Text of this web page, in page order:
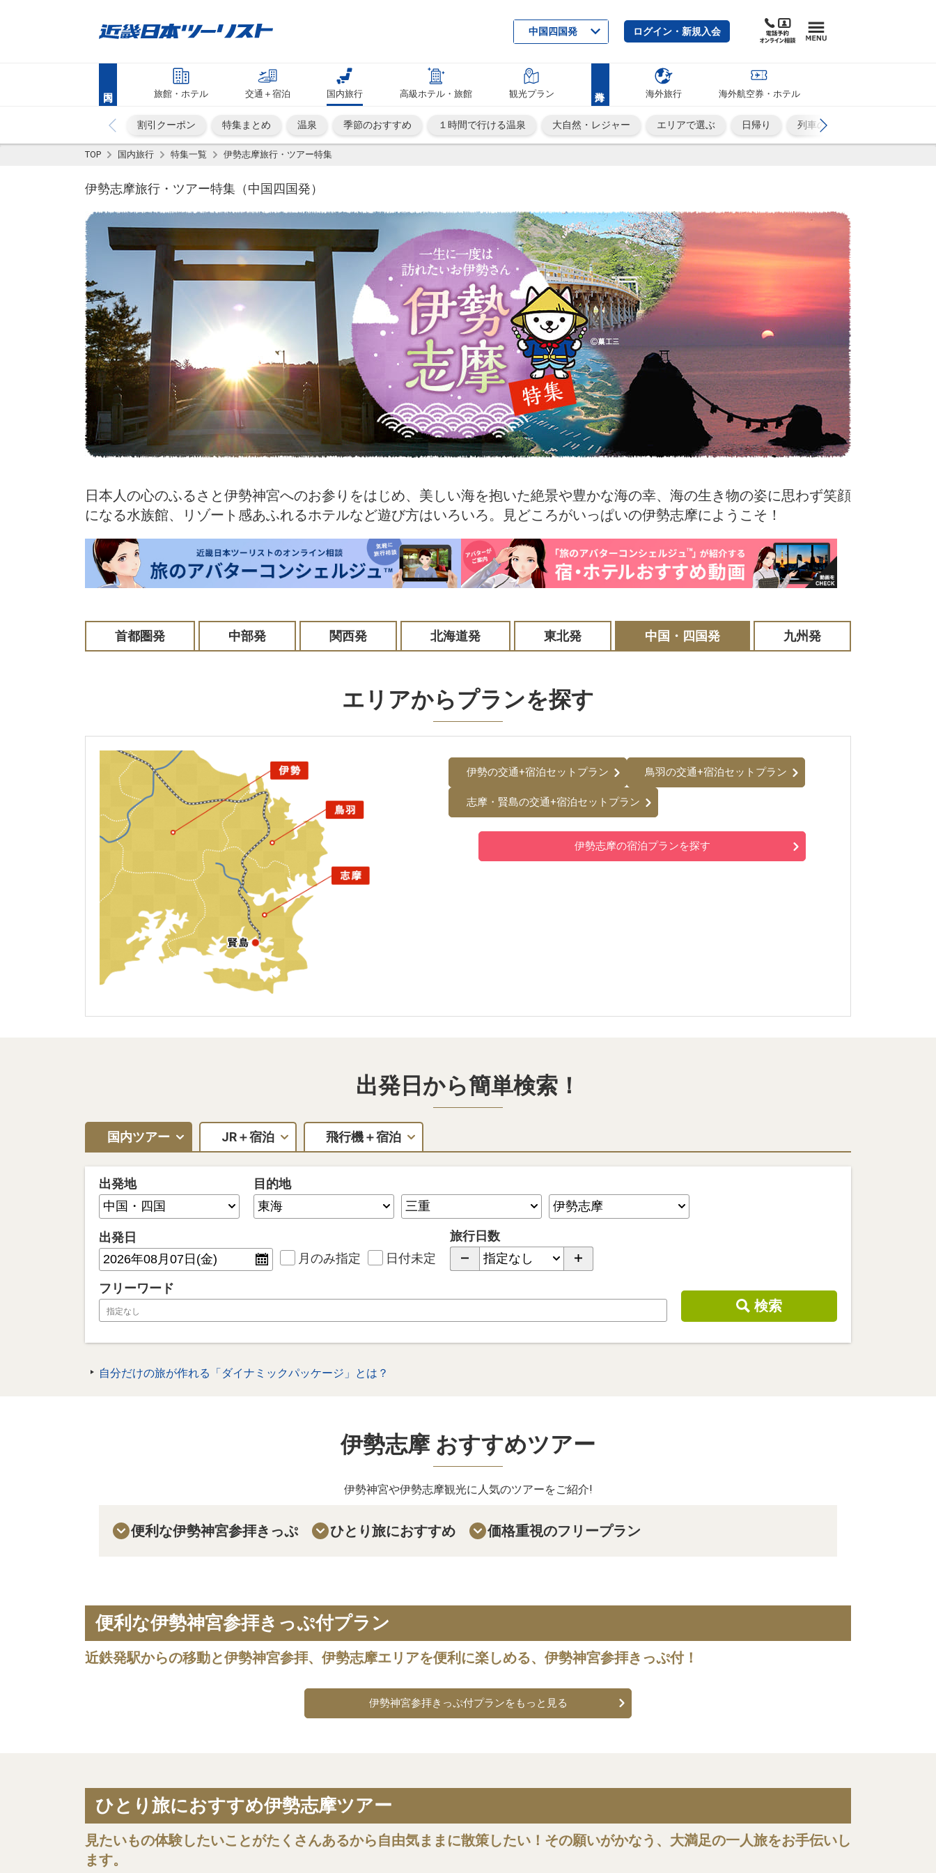
中国四国発 ログイン・新規入会
旅館・ホテル 交通＋宿泊 国内旅行 高級ホテル・旅館 観光プラン 海外旅行 海外航空券・ホテル
割引クーポン 特集まとめ 温泉 季節のおすすめ １時間で行ける温泉 大自然・レジャー エリアで選ぶ 日帰り 列車の旅
TOP 国内旅行 特集一覧 伊勢志摩旅行・ツアー特集
伊勢志摩旅行・ツアー特集（中国四国発）
日本人の心のふるさと伊勢神宮へのお参りをはじめ、美しい海を抱いた絶景や豊かな海の幸、海の生き物の姿に思わず笑顔
になる水族館、リゾート感あふれるホテルなど遊び方はいろいろ。見どころがいっぱいの伊勢志摩にようこそ！
首都圏発 中部発 関西発 北海道発 東北発 中国・四国発 九州発
エリアからプランを探す
伊勢の交通+宿泊セットプラン 鳥羽の交通+宿泊セットプラン
志摩・賢島の交通+宿泊セットプラン
伊勢志摩の宿泊プランを探す
出発日から簡単検索！
国内ツアー JR＋宿泊 飛行機＋宿泊
出発地 目的地
出発日
月のみ指定
日付未定
旅行日数
フリーワード
検索
自分だけの旅が作れる「ダイナミックパッケージ」とは？
伊勢志摩 おすすめツアー
伊勢神宮や伊勢志摩観光に人気のツアーをご紹介!
便利な伊勢神宮参拝きっぷ ひとり旅におすすめ 価格重視のフリープラン
便利な伊勢神宮参拝きっぷ付プラン
近鉄発駅からの移動と伊勢神宮参拝、伊勢志摩エリアを便利に楽しめる、伊勢神宮参拝きっぷ付！
伊勢神宮参拝きっぷ付プランをもっと見る
ひとり旅におすすめ伊勢志摩ツアー
見たいもの体験したいことがたくさんあるから自由気ままに散策したい！その願いがかなう、大満足の一人旅をお手伝いし
ます。